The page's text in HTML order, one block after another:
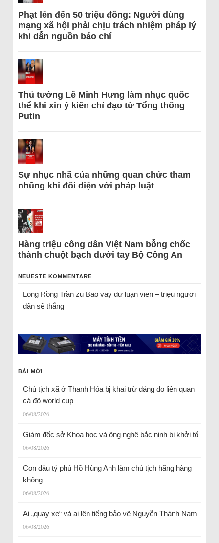
Phạt lên đến 50 triệu đồng: Người dùng
mạng xã hội phải chịu trách nhiệm pháp lý
khi dẫn nguồn báo chí
Thủ tướng Lê Minh Hưng làm nhục quốc
thể khi xin ý kiến chỉ đạo từ Tổng thống
Putin
Sự nhục nhã của những quan chức tham
nhũng khi đối diện với pháp luật
Hàng triệu công dân Việt Nam bỗng chốc
thành chuột bạch dưới tay Bộ Công An
NEUESTE KOMMENTARE
Long Rồng Trầnzu Bao vây dư luận viên – triệu người
dân sẽ thắng
BÀI MỚI
Chủ tịch xã ở Thanh Hóa bị khai trừ đảng do liên quan
cá độ world cup
06/08/2026
Giám đốc sở Khoa học và ông nghệ bắc ninh bị khởi tố
06/08/2026
Con dâu tỷ phú Hồ Hùng Anh làm chủ tịch hãng hàng
không
06/08/2026
Ai „quay xe“ và ai lên tiếng bảo vệ Nguyễn Thành Nam
06/08/2026